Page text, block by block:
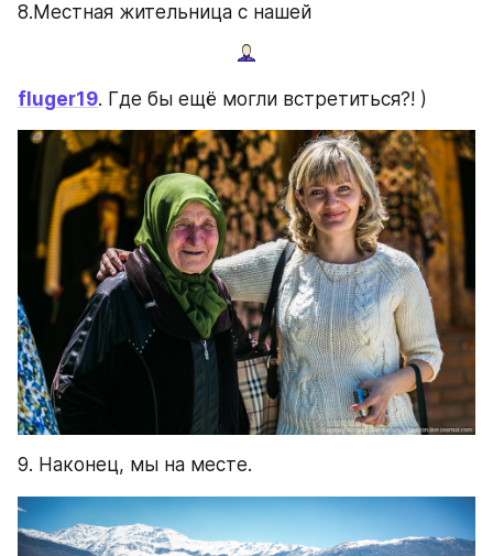
8.Местная жительница с нашей
fluger19. Где бы ещё могли встретиться?! )
9. Наконец, мы на месте.